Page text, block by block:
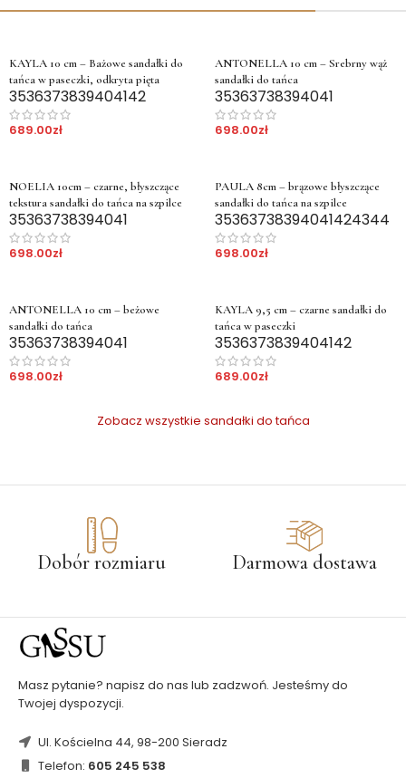
KAYLA 10 cm – Bażowe sandałki do
tańca w paseczki, odkryta pięta
3536373839404142
689.00zł
ANTONELLA 10 cm – Srebrny wąż
sandałki do tańca
35363738394041
698.00zł
NOELIA 10cm – czarne, błyszczące
tekstura sandałki do tańca na szpilce
35363738394041
698.00zł
PAULA 8cm – brązowe błyszczące
sandałki do tańca na szpilce
35363738394041424344
698.00zł
ANTONELLA 10 cm – beżowe
sandałki do tańca
35363738394041
698.00zł
KAYLA 9,5 cm – czarne sandałki do
tańca w paseczki
3536373839404142
689.00zł
Zobacz wszystkie sandałki do tańca
Dobór rozmiaru Darmowa dostawa
Masz pytanie? napisz do nas lub zadzwoń. Jesteśmy do
Twojej dyspozycji.
Ul. Kościelna 44, 98-200 Sieradz
Telefon: 605 245 538